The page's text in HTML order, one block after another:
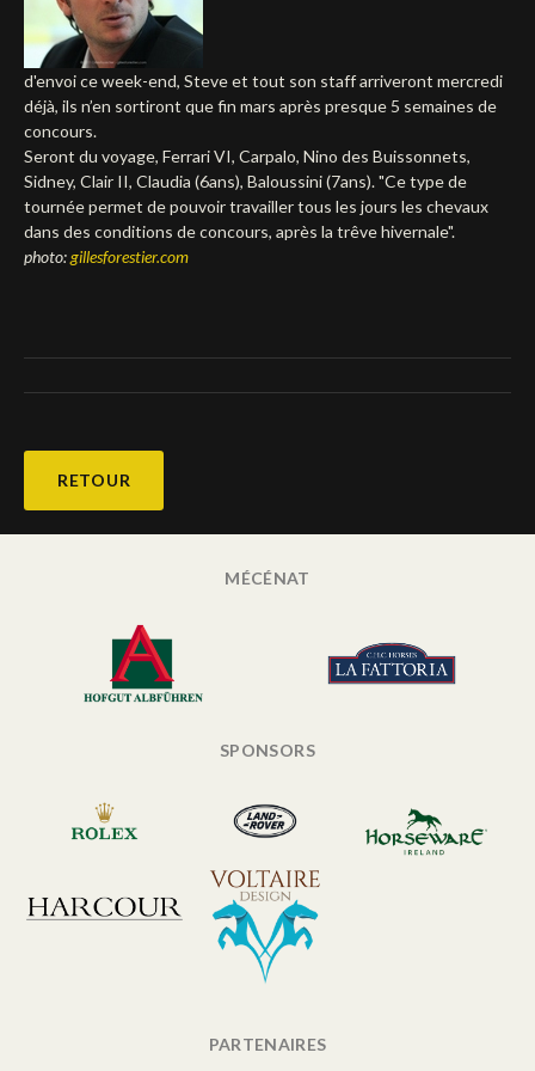
Deutsch
d'envoi ce week-end, Steve et tout son staff arriveront mercredi
déjà, ils n’en sortiront que fin mars après presque 5 semaines de
concours.
Seront du voyage, Ferrari VI, Carpalo, Nino des Buissonnets,
Sidney, Clair II, Claudia (6ans), Baloussini (7ans). "Ce type de
tournée permet de pouvoir travailler tous les jours les chevaux
dans des conditions de concours, après la trêve hivernale".
photo:gillesforestier.com
RETOUR
MÉCÉNAT
SPONSORS
PARTENAIRES